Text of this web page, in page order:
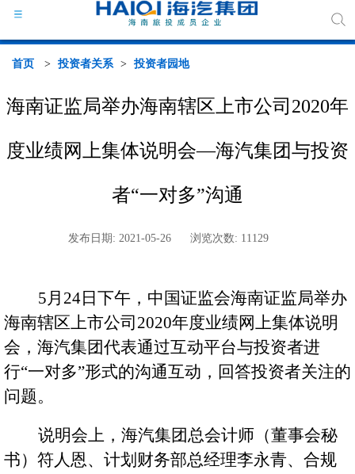
组织
媒体
政策
文化
海汽
首页 > 投资者关系 > 投资者园地
海南证监局举办海南辖区上市公司2020年
度业绩网上集体说明会—海汽集团与投资
者“一对多”沟通
发布日期: 2021-05-26 浏览次数: 11129
5月24日下午，中国证监会海南证监局举办
海南辖区上市公司2020年度业绩网上集体说明
会，海汽集团代表通过互动平台与投资者进
行“一对多”形式的沟通互动，回答投资者关注的
问题。
说明会上，海汽集团总会计师（董事会秘
书）符人恩、计划财务部总经理李永青、合规